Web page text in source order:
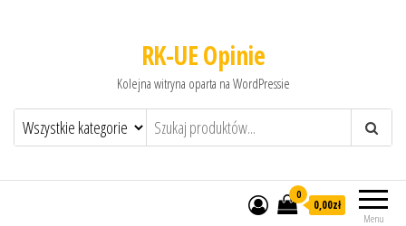
RK-UE Opinie
Kolejna witryna oparta na WordPressie
Menu
0
0,00zł